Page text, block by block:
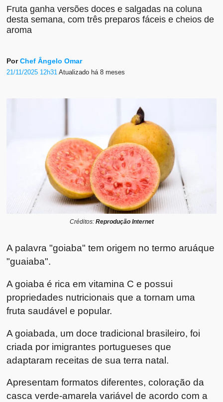
Fruta ganha versões doces e salgadas na coluna
desta semana, com três preparos fáceis e cheios de
aroma
PorChef Ângelo Omar
21/11/2025 12h31Atualizado há 8 meses
Créditos: Reprodução Internet
A palavra "goiaba" tem origem no termo aruáque
"guaiaba".
A goiaba é rica em vitamina C e possui
propriedades nutricionais que a tornam uma
fruta saudável e popular.
A goiabada, um doce tradicional brasileiro, foi
criada por imigrantes portugueses que
adaptaram receitas de sua terra natal.
Apresentam formatos diferentes, coloração da
casca verde-amarela variável de acordo com a